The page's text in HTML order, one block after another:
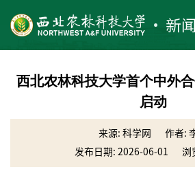
西北农林科技大学首个中外
启动
来源: 科学网
作者:
发布日期: 2026-06-01
浏